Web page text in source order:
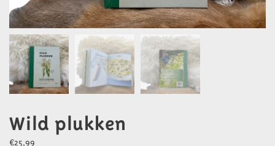
Wild plukken
€25,99